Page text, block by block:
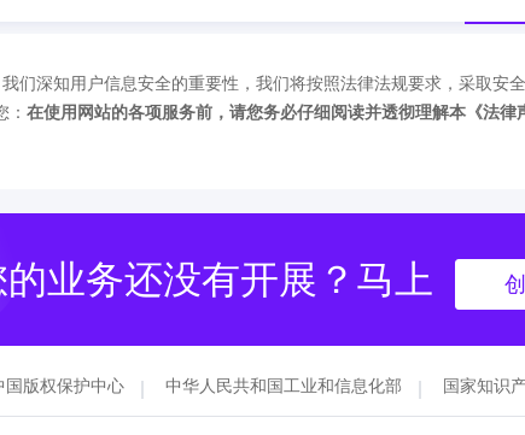
们深知用户信息安全的重要性，我们将按照法律法规要求，采取
： 在使用网站的各项服务前，请您务必仔细阅读并透彻理解本《法
的业务还没有开展？马上
国版权保护中心 中华人民共和国工业和信息化部 国家知识